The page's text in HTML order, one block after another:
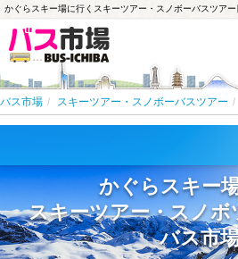
かぐらスキー場に行くスキーツアー・スノボーバスツア
バス市場 スキーツアー・スノボーバスツアー
かぐらスキー
スキーツアー・スノボ
バス市